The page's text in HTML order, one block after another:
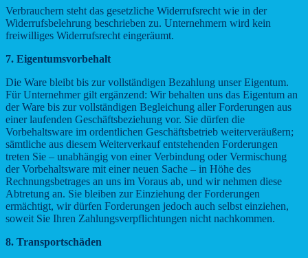
Verbrauchern steht das gesetzliche Widerrufsrecht wie in der
Widerrufsbelehrung beschrieben zu. Unternehmern wird kein
freiwilliges Widerrufsrecht eingeräumt.
7. Eigentumsvorbehalt
Die Ware bleibt bis zur vollständigen Bezahlung unser Eigentum.
Für Unternehmer gilt ergänzend: Wir behalten uns das Eigentum an
der Ware bis zur vollständigen Begleichung aller Forderungen aus
einer laufenden Geschäftsbeziehung vor. Sie dürfen die
Vorbehaltsware im ordentlichen Geschäftsbetrieb weiterveräußern;
sämtliche aus diesem Weiterverkauf entstehenden Forderungen
treten Sie – unabhängig von einer Verbindung oder Vermischung
der Vorbehaltsware mit einer neuen Sache – in Höhe des
Rechnungsbetrages an uns im Voraus ab, und wir nehmen diese
Abtretung an. Sie bleiben zur Einziehung der Forderungen
ermächtigt, wir dürfen Forderungen jedoch auch selbst einziehen,
soweit Sie Ihren Zahlungsverpflichtungen nicht nachkommen.
8. Transportschäden